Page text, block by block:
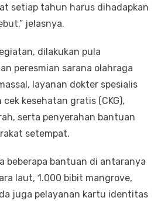
setiap tahun harus dihadapkan
jelasnya.
dilakukan pula
peresmian sarana olahraga
layanan dokter spesialis
kesehatan gratis (CKG),
serta penyerahan bantuan
setempat.
beberapa bantuan di antaranya
laut, 1.000 bibit mangrove,
juga pelayanan kartu identitas